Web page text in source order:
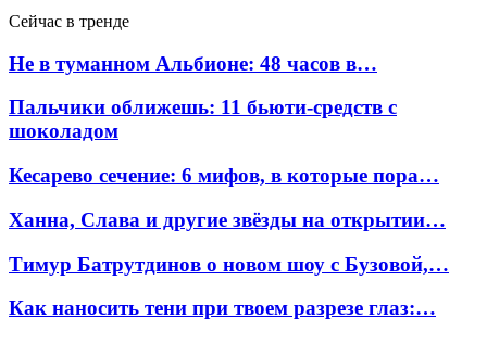
Сейчас в тренде
Не в туманном Альбионе: 48 часов в…
Пальчики оближешь: 11 бьюти-средств с
шоколадом
Кесарево сечение: 6 мифов, в которые пора…
Ханна, Слава и другие звёзды на открытии…
Тимур Батрутдинов о новом шоу с Бузовой,…
Как наносить тени при твоем разрезе глаз:…